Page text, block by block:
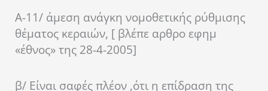
Α-11/ άμεση ανάγκη νομοθετικής ρύθμισης
θέματος κεραιών, [ βλέπε αρθρο εφημ
«έθνος» της 28-4-2005]
β/ Είναι σαφές πλέον ,ότι η επίδραση της